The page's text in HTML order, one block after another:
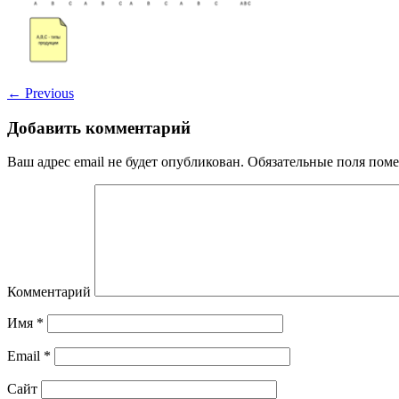
← Previous
Добавить комментарий
Ваш адрес email не будет опубликован. Обязательные поля
Комментарий
Имя *
Email *
Сайт